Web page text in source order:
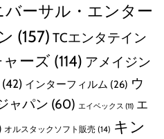
バーサル・エンター
(157) TCエンタテイン
ャーズ (114) アメイジン
(42) インターフィルム (26) ウ
ャパン (60) エイベックス (11) エ
オルスタックソフト販売 (14) キン